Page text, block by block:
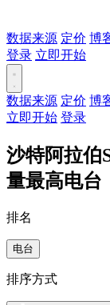
数据来源 定价 博
登录 立即开始
数据来源 定价 博
立即开始 登录
沙特阿拉伯
量最高电台
排名
电台
排序方式